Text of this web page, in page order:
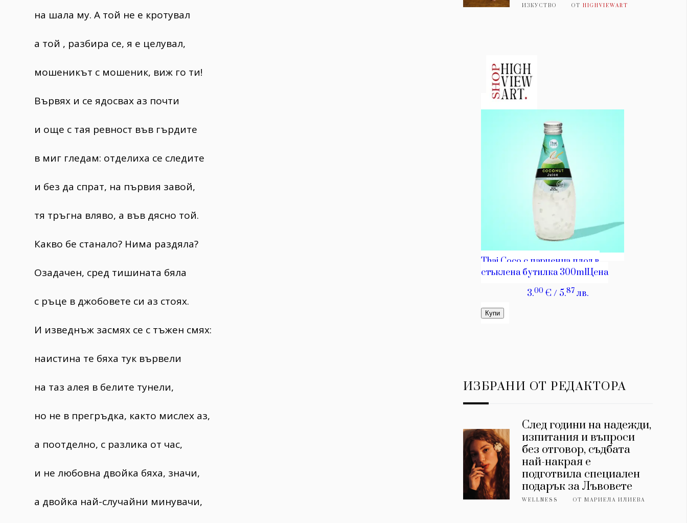
на шала му. А той не е кротувал
а той , разбира се, я е целувал,
мошеникът с мошеник, виж го ти!
Вървях и се ядосвах аз почти
и още с тая ревност във гърдите
в миг гледам: отделиха се следите
и без да спрат, на първия завой,
тя тръгна вляво, а във дясно той.
Какво бе станало? Нима раздяла?
Озадачен, сред тишината бяла
с ръце в джобовете си аз стоях.
И изведнъж засмях се с тъжен смях:
наистина те бяха тук вървели
на таз алея в белите тунели,
но не в прегръдка, както мислех аз,
а поотделно, с разлика от час,
и не любовна двойка бяха, значи,
а двойка най-случайни минувачи,
ИЗКУСТВО ОТHIGHVIEWART
ИЗБРАНИ ОТ РЕДАКТОРА
След години на надежди,
изпитания и въпроси
без отговор, съдбата
най-накрая е
подготвила специален
подарък за Лъвовете
WELLNESS ОТМАРИЕЛА ИЛИЕВА